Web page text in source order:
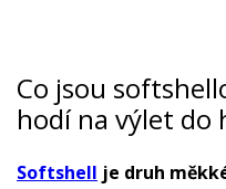
Co jsou
hodí na výlet do
Softshell je druh